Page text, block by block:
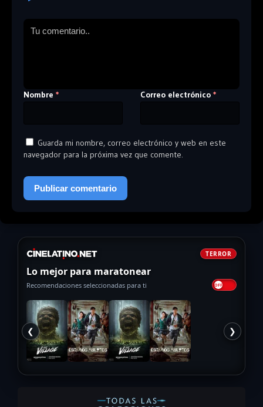
Nombre * Correo electrónico *
Guarda mi nombre, correo electrónico y web en este
navegador para la próxima vez que comente.
TERROR
Lo mejor para maratonear
Recomendaciones seleccionadas para ti
❮ ❯